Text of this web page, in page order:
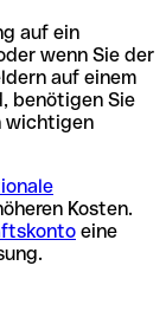
auf ein
wenn Sie der
auf einem
benötigen Sie
wichtigen
Kosten.
eine